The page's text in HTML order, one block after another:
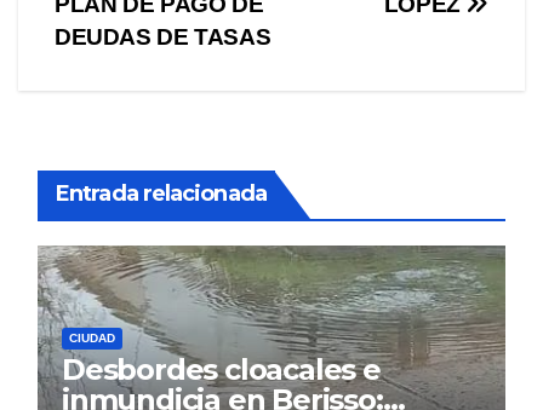
entradas
DEUDAS DE TASAS
Entrada relacionada
CIUDAD
Desbordes cloacales e
inmundicia en Berisso: